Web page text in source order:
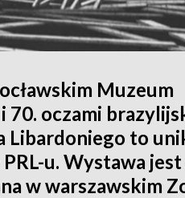
Muzeum
oczami
Libardoniego to
u. Wystawa
w warszawskim